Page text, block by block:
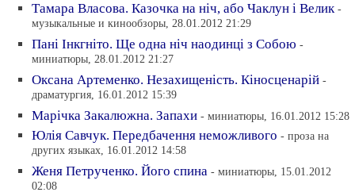
Тамара Власова. Казочка на нiч, або Чаклун i Велик -
музыкальные и кинообзоры, 28.01.2012 21:29
Панi Iнкгнiто. Ще одна нiч наодинцi з Собою -
миниатюры, 28.01.2012 21:27
Оксана Артеменко. Незахищенiсть. Кiносценарiй -
драматургия, 16.01.2012 15:39
Марiчка Закалюжна. Запахи - миниатюры, 16.01.2012 15:28
Юлiя Савчук. Передбачення неможливого - проза на
других языках, 16.01.2012 14:58
Женя Петрученко. Його спина - миниатюры, 15.01.2012
02:08